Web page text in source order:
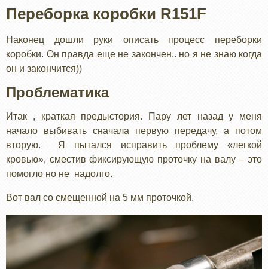
Переборка коробки R151F
Наконец дошли руки описать процесс переборки
коробки. Он правда еще не закончен.. но я не знаю когда
он и закончится))
Проблематика
Итак , краткая предыстория. Пару лет назад у меня
начало выбивать сначала первую передачу, а потом
вторую. Я пытался исправить проблему «легкой
кровью», сместив фиксирующую проточку на валу – это
помогло но не надолго.
Вот вал со смещенной на 5 мм проточкой.